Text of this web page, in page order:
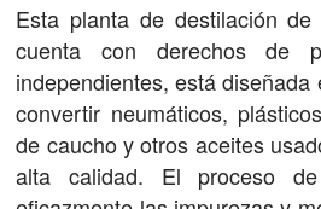
Esta planta de destilación
cuenta con derechos de
independientes, está
convertir neumáticos,
de caucho y otros aceites
alta calidad. El proceso